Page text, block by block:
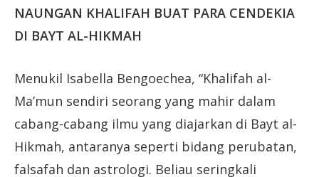
NAUNGAN KHALIFAH BUAT PARA CENDEKIA
DI BAYT AL-HIKMAH
Menukil Isabella Bengoechea, “Khalifah al-
Ma’mun sendiri seorang yang mahir dalam
cabang-cabang ilmu yang diajarkan di Bayt al-
Hikmah, antaranya seperti bidang perubatan,
falsafah dan astrologi. Beliau seringkali